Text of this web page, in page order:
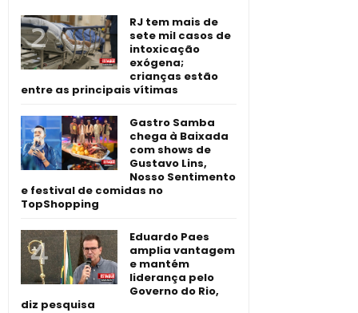
RJ tem mais de
sete mil casos de
intoxicação
exógena;
crianças estão
entre as principais vítimas
Gastro Samba
chega à Baixada
com shows de
Gustavo Lins,
Nosso Sentimento
e festival de comidas no
TopShopping
Eduardo Paes
amplia vantagem
e mantém
liderança pelo
Governo do Rio,
diz pesquisa